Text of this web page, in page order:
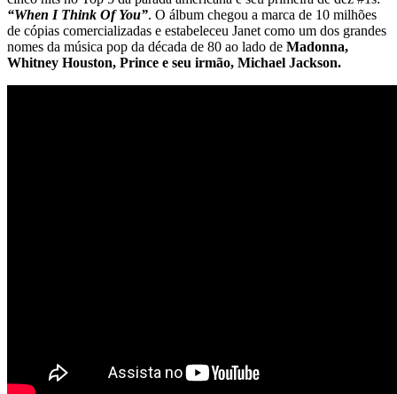
“When I Think Of You”. O álbum chegou a marca de 10 milhões
de cópias comercializadas e estabeleceu Janet como um dos grandes
nomes da música pop da década de 80 ao lado de Madonna,
Whitney Houston, Prince e seu irmão, Michael Jackson.